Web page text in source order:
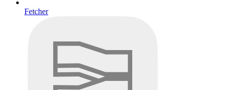
Fetcher